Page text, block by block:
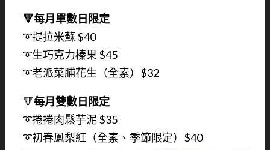
🔻每月單數日限定
➰提拉米蘇 $40
➰生巧克力榛果 $45
➰老派菜脯花生（全素）$32
🔻每月雙數日限定
➰捲捲肉鬆芋泥 $35
➰初春鳳梨紅（全素、季節限定）$40